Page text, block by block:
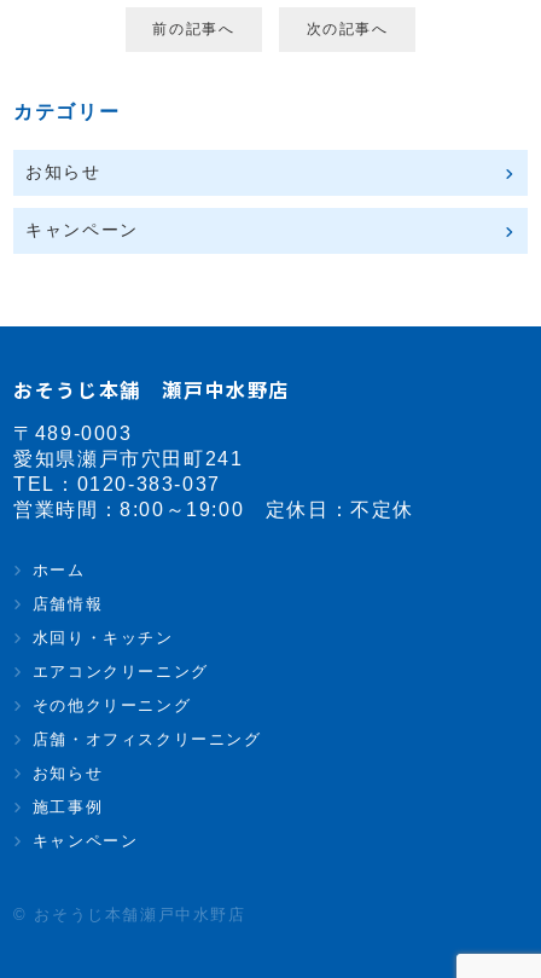
前の記事へ 次の記事へ
カテゴリー
お知らせ
キャンペーン
おそうじ本舗 瀬戸中水野店
〒489-0003
愛知県瀬戸市穴田町241
TEL： 0120-383-037
営業時間：8:00～19:00 定休日：不定休
ホーム
店舗情報
水回り・キッチン
エアコンクリーニング
その他クリーニング
店舗・オフィスクリーニング
お知らせ
施工事例
キャンペーン
© おそうじ本舗瀬戸中水野店